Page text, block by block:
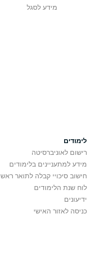
מידע לסגל
לימודים
רישום לאוניברסיטה
מידע למתעניינים בלימודים
חישוב סיכויי קבלה לתואר
לוח שנת הלימודים
ידיעונים
כניסה לאזור האישי